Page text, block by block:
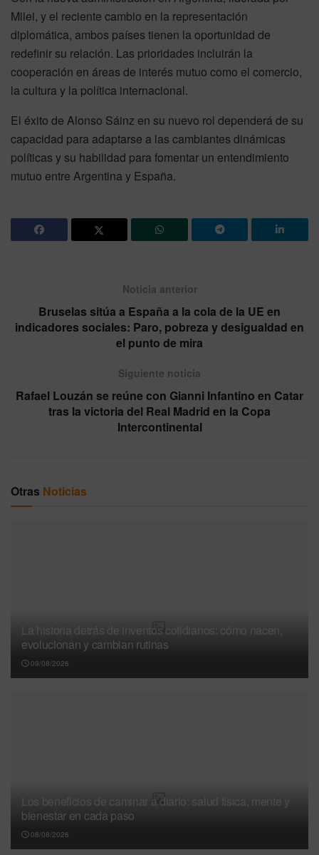
Milei, y el reciente cambio en la representación
diplomática, ambos países tienen la oportunidad de
redefinir su relación. Las prioridades incluirán la
cooperación en áreas de interés mutuo como el comercio,
la cultura y la política internacional.
El éxito de Alonso Sáinz en su nuevo rol dependerá de su
capacidad para adaptarse a las cambiantes dinámicas
políticas y su habilidad para fomentar un entendimiento
mutuo entre Argentina y España.
Noticia anterior
Bruselas sitúa a España a la cola de la UE en
indicadores sociales: Paro, pobreza y desigualdad en
el punto de mira
Siguiente noticia
Rafael Louzán se reúne con Gianni Infantino en Catar
tras la victoria del Real Madrid en la Copa
Intercontinental
Otras Noticias
La historia detrás de inventos cotidianos: cómo nacen,
evolucionan y cambian rutinas
09/08/2026
Los beneficios de caminar a diario: salud física, mente y
bienestar en cada paso
08/08/2026